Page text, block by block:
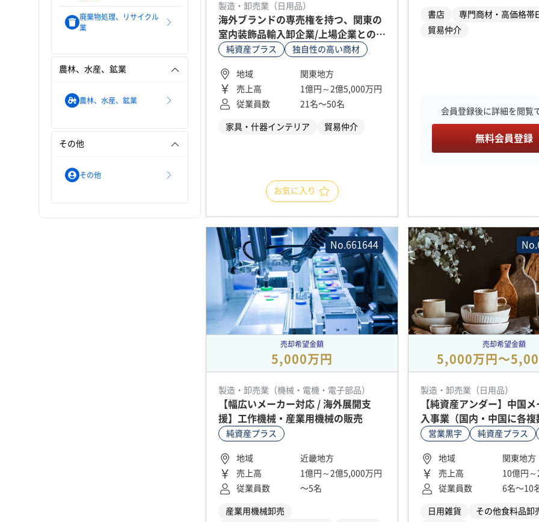
廃棄物処理、リサイクル
業
農林、水産、鉱業
農林、水産、鉱業
その他
その他
製造・卸売業（日用品）
海外ブランドの専売権を持つ、関東の
室内装飾品輸入卸企業/上場企業との取
引実績あり
純資産プラス 独自性の高い商材
地域
関東地方
売上高
1億円～2億5,000万円
従業員数
21名〜50名
家具・什器インテリア 貿易仲介
お気に入り
書店
専門商材・高価格帯
貿易仲介
会員登録後に詳細を閲覧
無料会員登録
No.661644
売却希望金額
5,000万円
製造・卸売業（機械・電機・電子部品）
【幅広いメーカー対応 / 海外展開支
援】工作機械・産業用機械の販売
純資産プラス
地域
近畿地方
売上高
1億円～2億5,000万円
従業員数
〜5名
産業用機械卸売
売却希望金額
5,000万円〜
製造・卸売業（日用品）
【純資産アンダー】中国
入事業（国内・中国に各複
営業黒字 純資産プラス
地域
関東地方
売上高
10億円
従業員数
6名〜10
日用雑貨 その他食料品卸